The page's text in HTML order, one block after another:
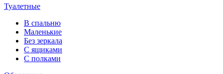
Туалетные
В спальню
Маленькие
Без зеркала
С ящиками
С полками